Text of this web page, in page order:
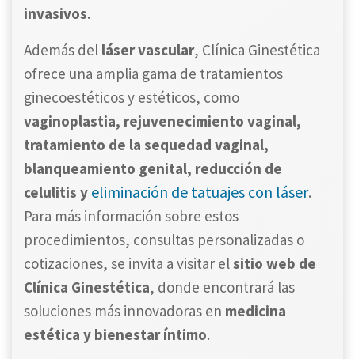
invasivos.
Además del láser vascular, Clínica Ginestética
ofrece una amplia gama de tratamientos
ginecoestéticos y estéticos, como
vaginoplastia, rejuvenecimiento vaginal,
tratamiento de la sequedad vaginal,
blanqueamiento genital, reducción de
celulitis y eliminación de tatuajes con láser.
Para más información sobre estos
procedimientos, consultas personalizadas o
cotizaciones, se invita a visitar elsitio web de
Clínica Ginestética, donde encontrará las
soluciones más innovadoras en medicina
estética y bienestar íntimo.